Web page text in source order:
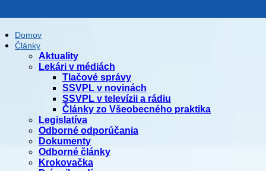
Domov
Články
Aktuality
Lekári v médiách
Tlačové správy
SSVPL v novinách
SSVPL v televízii a rádiu
Články zo Všeobecného praktika
Legislatíva
Odborné odporúčania
Dokumenty
Odborné články
Krokovačka